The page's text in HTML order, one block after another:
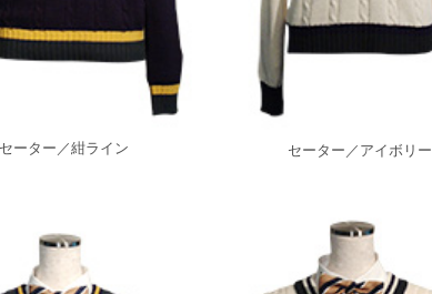
ーター／紺ライン セーター／アイボリー